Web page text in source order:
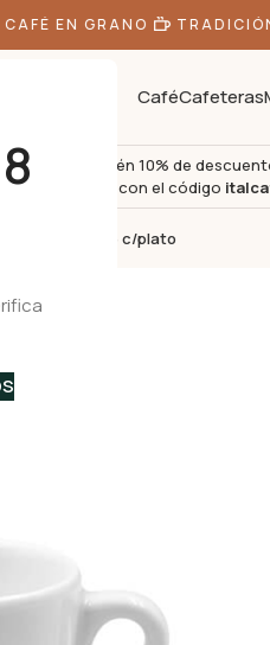
EN GRANO TRADICIÓN
CaféCafeteras
Obtén 10% de
compra con el código
– Taza de café c/plato